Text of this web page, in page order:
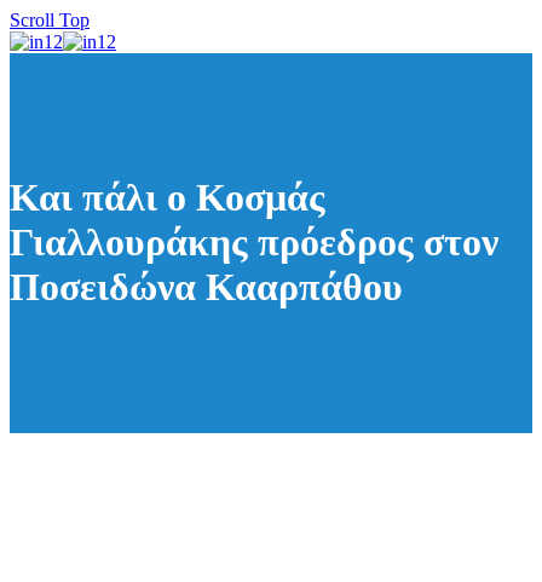
Scroll Top
Και πάλι ο Κοσμάς
Γιαλλουράκης πρόεδρος στον
Ποσειδώνα Κααρπάθου